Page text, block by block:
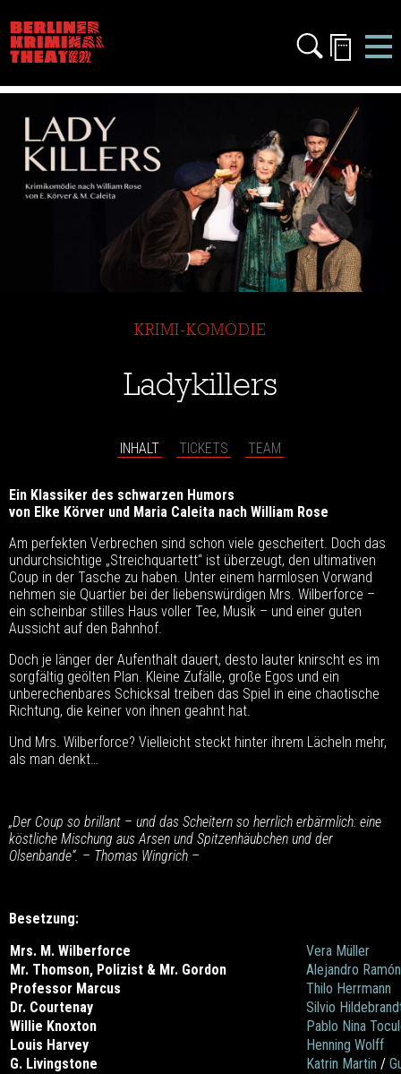
prev
KRIMI-KOMÖDIE
Ladykillers
INHALT TICKETS TEAM
Ein Klassiker des schwarzen Humors
von Elke Körver und Maria Caleita nach William Rose
Am perfekten Verbrechen sind schon viele gescheitert. Doch das
undurchsichtige „Streichquartett“ ist überzeugt, den ultimativen
Coup in der Tasche zu haben. Unter einem harmlosen Vorwand
nehmen sie Quartier bei der liebenswürdigen Mrs. Wilberforce –
ein scheinbar stilles Haus voller Tee, Musik – und einer guten
Aussicht auf den Bahnhof.
Doch je länger der Aufenthalt dauert, desto lauter knirscht es im
sorgfältig geölten Plan. Kleine Zufälle, große Egos und ein
unberechenbares Schicksal treiben das Spiel in eine chaotische
Richtung, die keiner von ihnen geahnt hat.
Und Mrs. Wilberforce? Vielleicht steckt hinter ihrem Lächeln mehr,
als man denkt…
„Der Coup so brillant – und das Scheitern so herrlich erbärmlich: eine
köstliche Mischung aus Arsen und Spitzenhäubchen und der
Olsenbande“. – Thomas Wingrich –
Besetzung:
Mrs. M. Wilberforce
Vera Müller
Mr. Thomson, Polizist & Mr. Gordon
Alejandro
Professor Marcus
Thilo Herrmann
Dr. Courtenay
Silvio
Willie Knoxton
Pablo Nina
Louis Harvey
Henning Wolff
G. Livingstone
Katrin Martin /